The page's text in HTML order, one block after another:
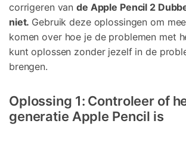
corrigeren van de Apple Pencil 2
niet. Gebruik deze oplossingen om
komen over hoe je de problemen met
kunt oplossen zonder jezelf in de
brengen.
Oplossing 1: Controleer of
generatie Apple Pencil is